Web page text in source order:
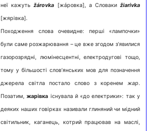
неї кажутьžárovka [жáровка], а Словакиžiarivka
[жярівка].
Походження слова очевидне: перші «лампочки»
були саме розжарювання – це вже згодом з’явилися
газорозрядні, люмінесцентні, електродугові тощо,
тому у більшості слов’янських мов для позначення
джерела світла постало слово з коренемжар.
Позатим,жарівка існувала й «до електрики»: так у
деяких наших говірках називали глиняний чи мідний
світильник, каганець, котрий працював на маслі,